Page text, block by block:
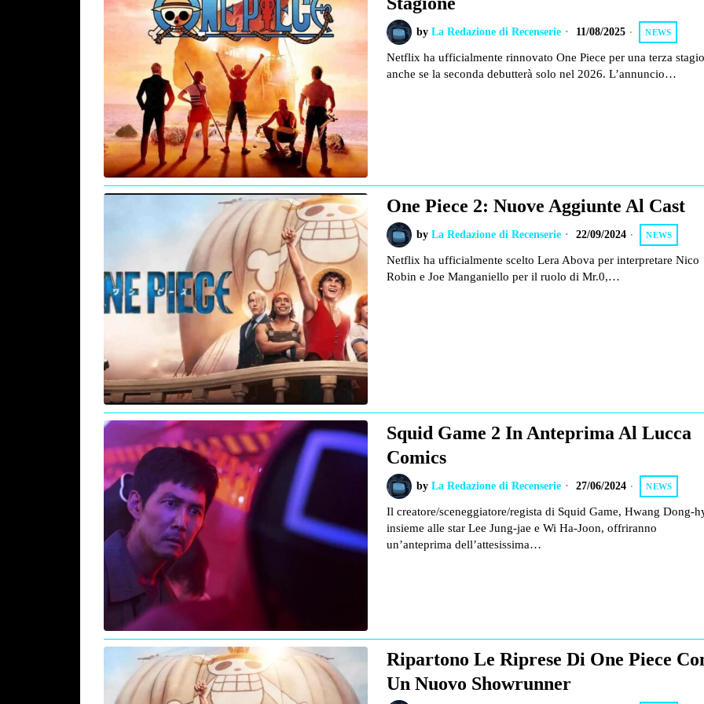
by La Redazione di Recenserie 11/08/2025 NEWS
Netflix ha ufficialmente rinnovato One Piece per una terza
anche se la seconda debutterà solo nel 2026. L’annuncio…
One Piece 2: Nuove Aggiunte Al Cast
by La Redazione di Recenserie 22/09/2024 NEWS
Netflix ha ufficialmente scelto Lera Abova per interpretare Nico
Robin e Joe Manganiello per il ruolo di Mr.0,…
Squid Game 2 In Anteprima Al Lucca
Comics
by La Redazione di Recenserie 27/06/2024 NEWS
Il creatore/sceneggiatore/regista di Squid Game, Hwang Dong-
insieme alle star Lee Jung-jae e Wi Ha-Joon, offriranno
un’anteprima dell’attesissima…
Ripartono Le Riprese Di One Piece
Un Nuovo Showrunner